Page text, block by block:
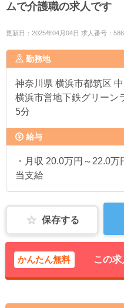
ムで介護職の求人です
更新日：2025年04月04日 求人番号：
勤務地
神奈川県 横浜市都筑区
横浜市営地下鉄グリーン
5分
給与
・月収 20.0万円～22.0
当支給
保存する
かんたん無料 この